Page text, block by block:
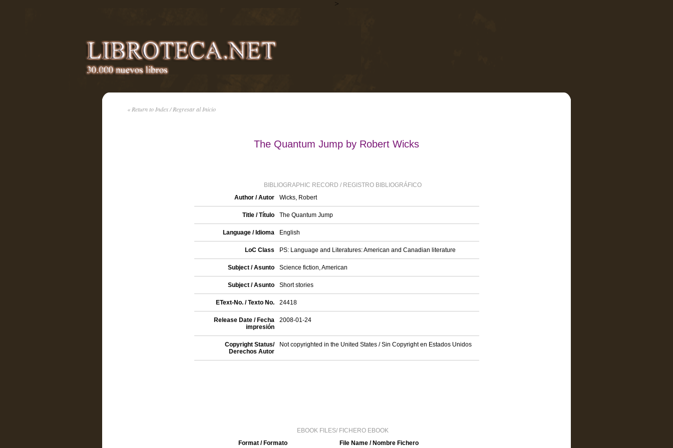
>
« Return to Index / Regresar al Inicio
The Quantum Jump by Robert Wicks
BIBLIOGRAPHIC RECORD / REGISTRO BIBLIOGRÁFICO
Author / Autor
Wicks, Robert
Title / Título The Quantum Jump
Language / Idioma English
LoC Class PS: Language and Literatures: American and Canadian literature
Subject / Asunto Science fiction, American
Subject / Asunto Short stories
EText-No. / Texto No. 24418
Release Date / Fecha
impresión
2008-01-24
Copyright Status/
Derechos Autor
Not copyrighted in the United States / Sin Copyright en Estados Unidos
EBOOK FILES/ FICHERO EBOOK
Format / Formato
File Name / Nombre Fichero